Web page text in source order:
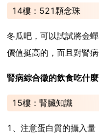
14樓：521顆念珠
冬瓜吧，可以試試將金
價值挺高的，而且對腎病
腎病綜合徵的飲食吃什麼
15樓：腎臟知識
1、注意蛋白質的攝入量